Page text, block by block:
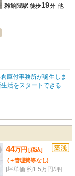
雑餉隈駅 徒歩19分 他
庫付事務所が誕生しま
活をスタートできるの
軽くなりますよ。広々
、用途に合わせて使
、24時間セキュリティ
します。さらに、前面
時や荷物の搬入出もス
ドラッグストアなども
いビジネス拠点をお探
を実現しませんか？お
44万円 [税込]
(＋管理費等なし)
[坪単価 約1.5万円/坪]